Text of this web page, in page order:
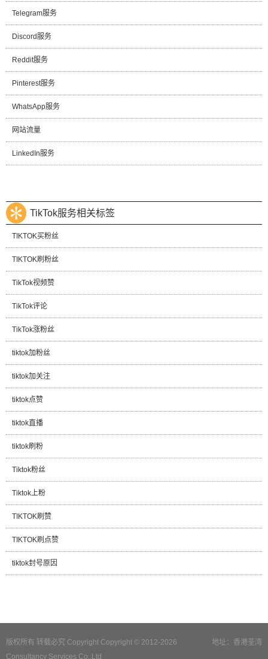
Telegram服务
Discord服务
Reddit服务
Pinterest服务
WhatsApp服务
网站流量
LinkedIn服务
TikTok服务相关标签
TIKTOK买粉丝
TIKTOK刷粉丝
TikTok视频赞
TikTok评论
TikTok涨粉丝
tiktok加粉丝
tiktok加关注
tiktok点赞
tiktok直播
tiktok刷粉
Tiktok粉丝
Tiktok上粉
TIKTOK刷赞
TIKTOK刷点赞
tiktok封号原因
地址：香港荃湾
版权所有 转载必究 Copyright Copyright © 2012-2026
Consultancy Services Co.,Ltd